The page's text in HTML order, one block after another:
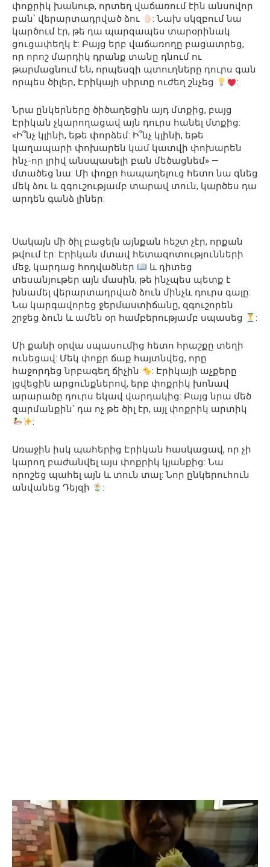
փոքրիկ խանութ, որտեղ վաճառում էին անսովոր
բան՝ վերարտադրված ձու
: Նախ սկզբում նա
կարծում էր, թե դա պարզապես տարօրինակ
ցուցափեղկ է: Բայց երբ վաճառողը բացատրեց,
որ որոշ մարդիկ դրանք տանը դնում ու
թարմացնում են, որպեսզի պտուղները դուրս գան
որպես ծիլեր, Էրիկայի սիրտը ուժեղ շնչեց
:
Նրա ընկերները ծիծաղեցին այդ մտքից, բայց
Էրիկան չկարողացավ այն դուրս հանել մտքից:
«Ի՞նչ կլինի, եթե փորձեմ: Ի՞նչ կլինի, եթե
կաղապարի փոխարեն կամ կատվի փոխարեն
ինչ-որ լրիվ անսպասելի բան մեծացնեմ» —
մտածեց նա: Մի փոքր հապաղելուց հետո նա գնեց
մեկ ձու և զգուշությամբ տարավ տուն, կարծես դա
արդեն գանձ լիներ:
Սակայն մի ծիլ բացելն այնքան հեշտ չէր, որքան
թվում էր: Էրիկան մտավ հետազոտությունների
մեջ, կարդաց հոդվածներ
և դիտեց
տեսանյութեր այն մասին, թե ինչպես պետք է
խնամել վերարտադրված ձուն մինչև դուրս գալը:
Նա կարգավորեց ջերմաստիճանը, զգուշորեն
շրջեց ձուն և ամեն օր համբերությամբ սպասեց
:
Մի քանի օրվա սպասումից հետո հրաշքը տեղի
ունեցավ: Մեկ փոքր ճաք հայտնվեց, որը
հաջորդեց նրբագեղ ճիչին
: Էրիկայի աչքերը
լցվեցին արցունքներով, երբ փոքրիկ խոնավ
արարածը դուրս եկավ վարդակից: Բայց նրա մեծ
զարմանքին՝ դա ոչ թե ծիլ էր, այլ փոքրիկ արտիկ
:
Առաջին իսկ պահերից Էրիկան հասկացավ, որ չի
կարող բաժանվել այս փոքրիկ կյանքից: Նա
որոշեց պահել այն և տուն տալ: Նոր ընկերուհուն
անվանեց Դեյզի
: